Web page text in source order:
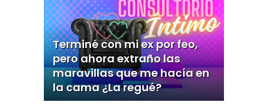
Terminé con mi ex por feo,
pero ahora extraño las
maravillas que me hacía en
la cama ¿La regué?